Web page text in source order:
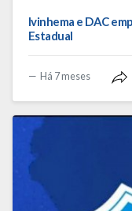
Ivinhema e DAC
Estadual
Há 7 meses